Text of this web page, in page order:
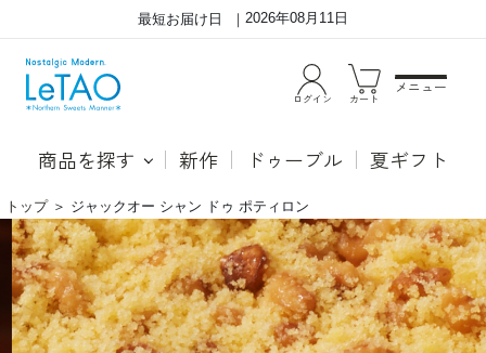
最短お届け日 2026年08月11日
ログイン カート
メニュー
商品を探す 新作 ドゥーブル 夏ギフト
トップ ＞ ジャックオー シャン ドゥ ポティロン
ジ
ャ
ッ
ク
オ
ー
シ
ャ
ン
シ
ャ
ン
ド
ゥ
ポ
テ
ィ